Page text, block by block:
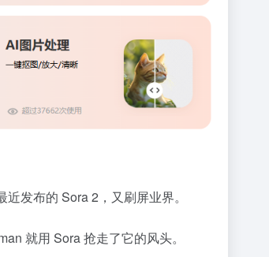
发布的 Sora 2，又刷屏业界。
就用 Sora 抢走了它的风头。